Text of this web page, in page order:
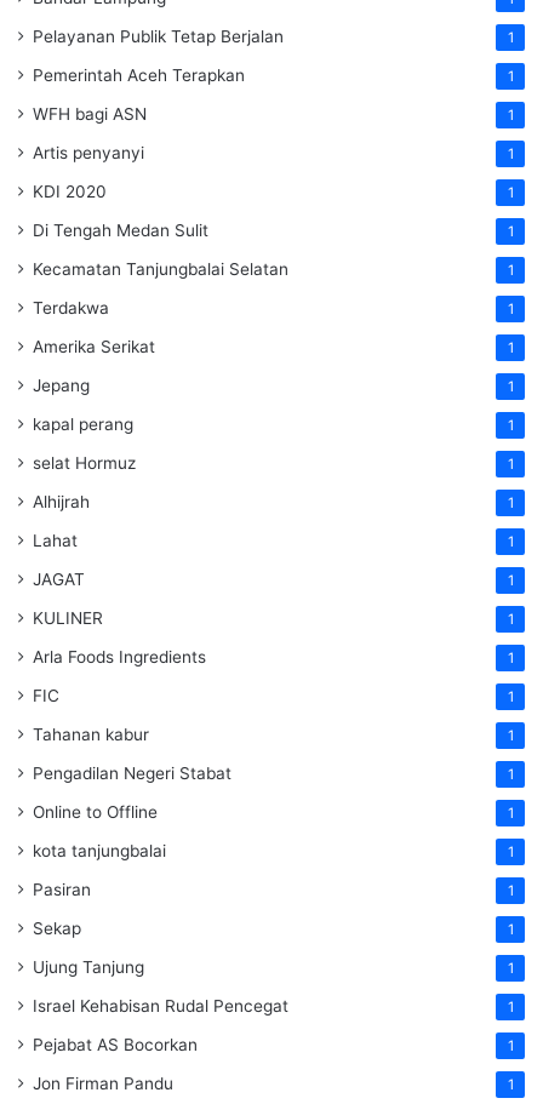
Pelayanan Publik Tetap Berjalan 1
Pemerintah Aceh Terapkan 1
WFH bagi ASN 1
Artis penyanyi 1
KDI 2020 1
Di Tengah Medan Sulit 1
Kecamatan Tanjungbalai Selatan 1
Terdakwa 1
Amerika Serikat 1
Jepang 1
kapal perang 1
selat Hormuz 1
Alhijrah 1
Lahat 1
JAGAT 1
KULINER 1
Arla Foods Ingredients 1
FIC 1
Tahanan kabur 1
Pengadilan Negeri Stabat 1
Online to Offline 1
kota tanjungbalai 1
Pasiran 1
Sekap 1
Ujung Tanjung 1
Israel Kehabisan Rudal Pencegat 1
Pejabat AS Bocorkan 1
Jon Firman Pandu 1